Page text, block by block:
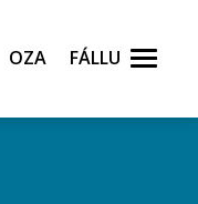
Oza Fállu